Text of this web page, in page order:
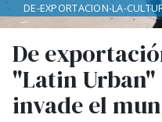
De
"Latin
invade el
DE-EXPORTACION-LA-